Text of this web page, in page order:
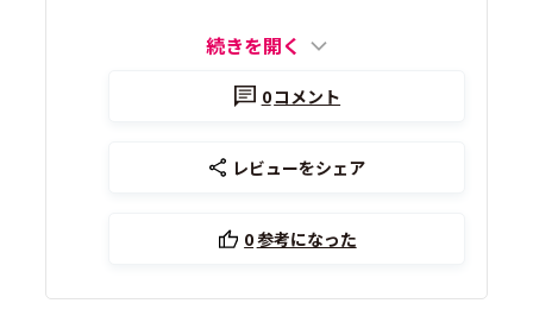
続きを開く
0コメント
レビューをシェア
0参考になった